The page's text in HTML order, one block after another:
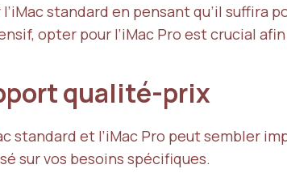
standard en pensant qu’il suffira
opter pour l’iMac Pro est crucial
qualité-prix
standard et l’iMac Pro peut sembler
sur vos besoins spécifiques.